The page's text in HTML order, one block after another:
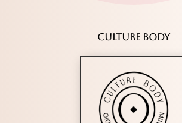
CULTURE BODY